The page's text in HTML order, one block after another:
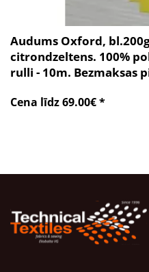
Audums Oxford,
citrondzeltens. 100%
rulli - 10m. Bezmaksas
Cena līdz 69.00€ *